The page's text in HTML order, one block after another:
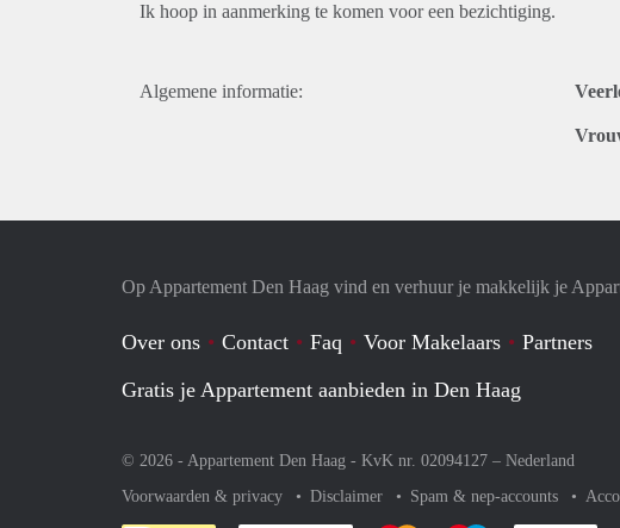
Ik hoop in aanmerking te komen voor een bezichtiging.
Algemene informatie:
Op Appartement Den Haag vind en verhuur je makkelijk je
Over ons Contact Faq Voor Makelaars
Partners
Gratis je Appartement aanbieden in Den Haag
© 2026 - Appartement Den Haag - KvK nr. 02094127 – Nederland
Voorwaarden & privacy
Disclaimer Spam & nep-accounts